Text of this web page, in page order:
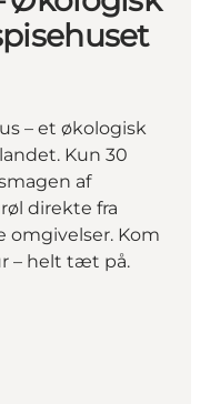
– et økologisk
Kun 30
af
direkte fra
omgivelser. Kom
– helt tæt på.
– Økologisk gårdbryggeri